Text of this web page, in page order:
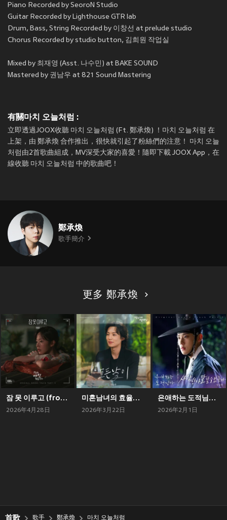
Piano Recorded by SeoroN Studio
Guitar Recorded by Lighthouse GTR lab
Drum, Bass, String Recorded by 이창선 at prelude studio
Chorus Recorded by studio button, 김희원 작업실
Mixed by 최재영 (Asst. 나수민) at BAKE SOUND
Mastered by 권남우 at 821 Sound Mastering
有關마치 오늘처럼 :
立即透過JOOX收聽 마치 오늘처럼 (Ft. 鄭承煥) ！마치 오늘처럼 在
上架，由 鄭承煥 合作推出，很快就引起了粉絲們的注意！ 마치 오늘
처럼由2首歌曲組成，MV深受大家的喜愛！隨即下載 JOOX App，在
線收聽 마치 오늘처럼 中的歌曲吧！
鄭承煥
歌手簡介
更多 鄭承煥
잠 못 이루고 (from 오늘도 매진했습니다 OST Part 3)
2026年4月28日
미혼남녀의 효율적 만남 OST Part.4 (The Practical Guide to Love (Original Television Soundtrack) Pt.4)
2026年3月22日
은애하는 도적님아 OST Part 5 (To My Beloved Thief, Pt. 5 (Original Soundtrack))
2026年2月1日
首歌 歌手 鄭承煥 마치 오늘처럼